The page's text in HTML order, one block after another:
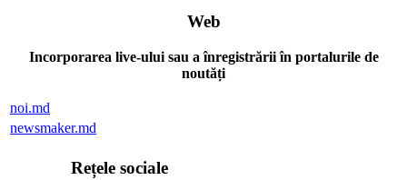
Web
Incorporarea live-ului sau a înregistrării în portalurile de
noutăți
noi.md
newsmaker.md
Rețele sociale